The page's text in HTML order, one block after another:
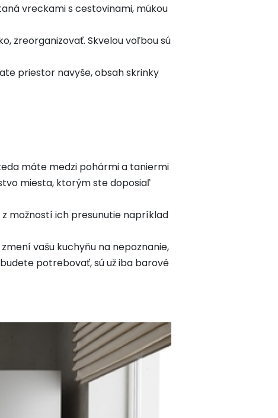
vreckami s cestovinami, múkou
zreorganizovať. Skvelou voľbou sú
priestor navyše, obsah skrinky
máte medzi pohármi a taniermi
miesta, ktorým ste doposiaľ
možností ich presunutie napríklad
vašu kuchyňu na nepoznanie,
potrebovať, sú už iba barové